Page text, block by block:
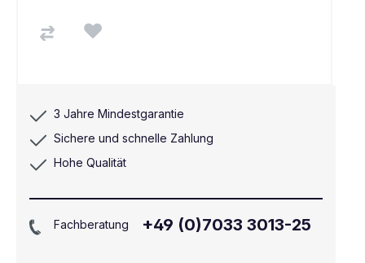
3 Jahre Mindestgarantie
Sichere und schnelle Zahlung
Hohe Qualität
Fachberatung +49 (0)7033 3013-25